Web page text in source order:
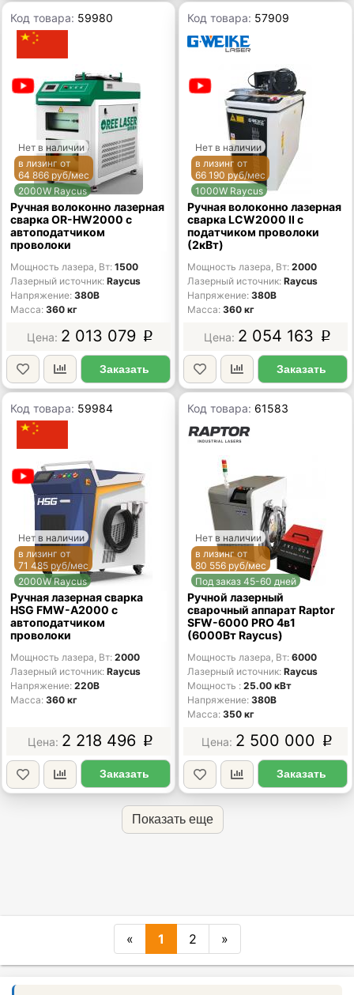
Код товара: 59980
Нет в наличии
в лизинг от
64 866 руб/мес
2000W Raycus
Ручная волоконно лазерная
сварка OR-HW2000 с
автоподатчиком
проволоки
Мощность лазера, Вт 1500
Лазерный источник Raycus
Напряжение 380В
Масса 360 кг
2 013 079 p
Заказать
Код товара: 57909
Нет в наличии
в лизинг от
66 190 руб/мес
1000W Raycus
Ручная волоконно лазерная
сварка LCW2000 II с
податчиком проволоки
(2кВт)
Мощность лазера, Вт 2000
Лазерный источник Raycus
Напряжение 380В
Масса 360 кг
2 054 163 p
Заказать
Код товара: 59984
Нет в наличии
в лизинг от
71 485 руб/мес
2000W Raycus
Ручная лазерная сварка
HSG FMW-A2000 с
автоподатчиком
проволоки
Мощность лазера, Вт 2000
Лазерный источник Raycus
Напряжение 220В
Масса 360 кг
2 218 496 p
Заказать
Код товара: 61583
Нет в наличии
в лизинг от
80 556 руб/мес
Под заказ 45-60 дней
Ручной лазерный
сварочный аппарат Raptor
SFW-6000 PRO 4в1
(6000Вт Raycus)
Мощность лазера, Вт 6000
Лазерный источник Raycus
Мощность
25.00 кВт
Напряжение 380В
Масса 350 кг
2 500 000 p
Заказать
Показать еще
« 1 2 »